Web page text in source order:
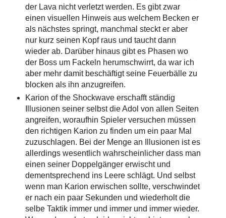
der Lava nicht verletzt werden. Es gibt zwar
einen visuellen Hinweis aus welchem Becken er
als nächstes springt, manchmal steckt er aber
nur kurz seinen Kopf raus und taucht dann
wieder ab. Darüber hinaus gibt es Phasen wo
der Boss um Fackeln herumschwirrt, da war ich
aber mehr damit beschäftigt seine Feuerbälle zu
blocken als ihn anzugreifen.
Karion of the Shockwave erschafft ständig
Illusionen seiner selbst die Adol von allen Seiten
angreifen, woraufhin Spieler versuchen müssen
den richtigen Karion zu finden um ein paar Mal
zuzuschlagen. Bei der Menge an Illusionen ist es
allerdings wesentlich wahrscheinlicher dass man
einen seiner Doppelgänger erwischt und
dementsprechend ins Leere schlägt. Und selbst
wenn man Karion erwischen sollte, verschwindet
er nach ein paar Sekunden und wiederholt die
selbe Taktik immer und immer und immer wieder.